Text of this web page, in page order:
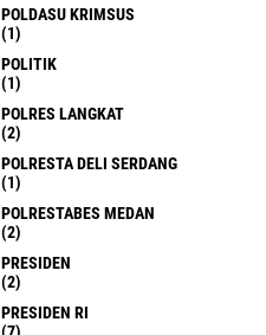
POLDASU KRIMSUS
(1)
POLITIK
(1)
POLRES LANGKAT
(2)
POLRESTA DELI SERDANG
(1)
POLRESTABES MEDAN
(2)
PRESIDEN
(2)
PRESIDEN RI